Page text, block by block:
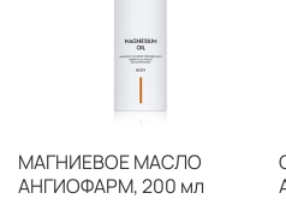
МАГНИЕВОЕ МАСЛО
АНГИОФАРМ, 200 мл